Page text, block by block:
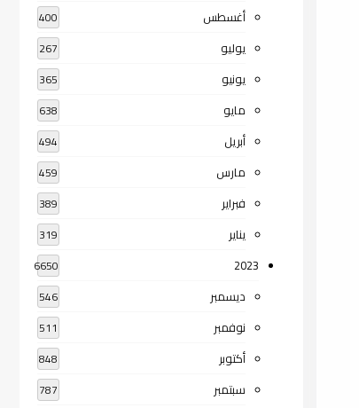
أغسطس 400
يوليو 267
يونيو 365
مايو 638
أبريل 494
مارس 459
فبراير 389
يناير 319
2023
6650
ديسمبر 546
نوفمبر 511
أكتوبر 848
سبتمبر 787